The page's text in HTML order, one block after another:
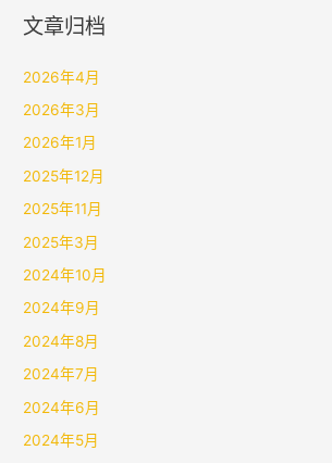
文章归档
2026年4月
2026年3月
2026年1月
2025年12月
2025年11月
2025年3月
2024年10月
2024年9月
2024年8月
2024年7月
2024年6月
2024年5月